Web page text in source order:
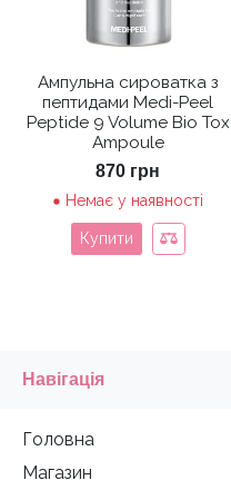
Ампульна сироватка з
пептидами Medi-Peel
Peptide 9 Volume Bio Tox
Ampoule
870 грн
Немає у наявності
Купити
Навігація
Головна
Магазин